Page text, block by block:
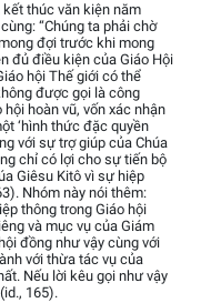
kết thúc văn kiện năm
“Chúng ta phải chờ
đợi trước khi mong
đủ điều kiện của Giáo Hội
hội Thế giới có thể
được gọi là công
hoàn vũ, vốn xác nhận
‘hình thức đặc quyền
với sự trợ giúp của Chúa
chỉ có lợi cho sự tiến bộ
Giêsu Kitô vì sự hiệp
Nhóm này nói thêm:
thông trong Giáo hội
và mục vụ của Giám
đồng như vậy cùng với
với thừa tác vụ của
Nếu lời kêu gọi như vậy
165).